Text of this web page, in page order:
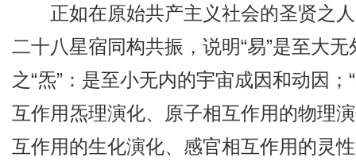
正如在原始共产主义社会的圣贤之
二十八星宿同构共振，说明“易”是至大
之“炁”：是至小无内的宇宙成因和动因
互作用炁理演化、原子相互作用的物理
互作用的生化演化、感官相互作用的灵